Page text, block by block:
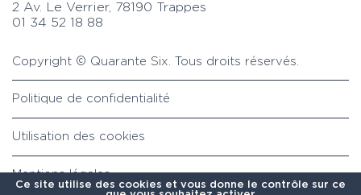
2 Av. Le Verrier, 78190 Trappes
01 34 52 18 88
Copyright © Quarante Six. Tous droits réservés.
Politique de confidentialité
Utilisation des cookies
Mentions légales
Ce site utilise des cookies et vous donne le contrôle sur ce